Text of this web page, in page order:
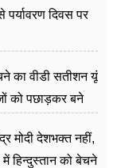
पर्यावरण दिवस पर
का वीडी सतीशन यूं
को पछाड़कर बने
मोदी देशभक्त नहीं,
हिन्दुस्तान को बेचने